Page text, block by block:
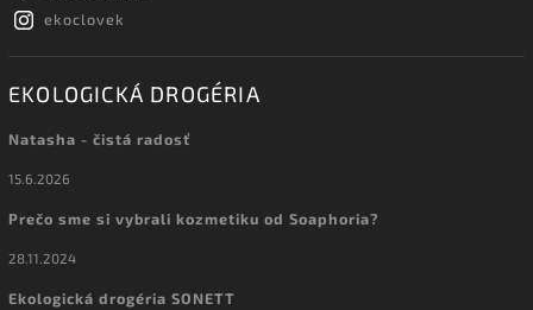
ekoclovek
EKOLOGICKÁ DROGÉRIA
Natasha - čistá radosť
15.6.2026
Prečo sme si vybrali kozmetiku od Soaphoria?
28.11.2024
Ekologická drogéria SONETT